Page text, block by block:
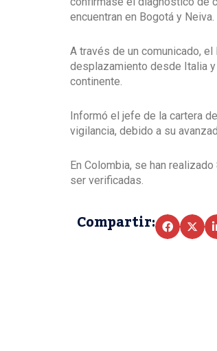
encuentran en Bogotá y Neiva.
A través de un comunicado,
desplazamiento desde Italia
continente.
Informó el jefe de la cartera
vigilancia, debido a su
En Colombia, se han
ser verificadas.
Compartir: